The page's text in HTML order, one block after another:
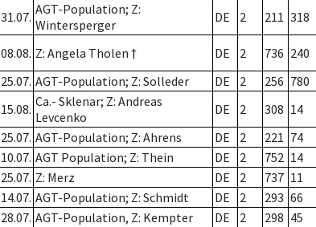
31.07. AGT-Population; Z:
Wintersperger
DE 2 211 318
08.08. Z: Angela Tholen † DE 2 736 240
25.07. AGT-Population; Z: Solleder DE 2 256 780
15.08. Ca.- Sklenar; Z: Andreas
Levcenko
DE 2 308 14
25.07. AGT-Population; Z: Ahrens DE 2 221 74
10.07. AGT Population; Z: Thein DE 2 752 14
25.07. Z: Merz DE 2 737 11
14.07. AGT-Population; Z: Schmidt DE 2 293 66
28.07. AGT-Population, Z: Kempter DE 2 298 45